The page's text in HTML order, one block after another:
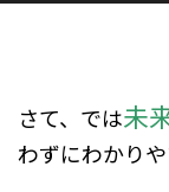
さて、では未
わずにわかりや